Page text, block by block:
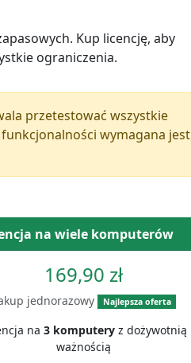
Kup licencję, aby
ograniczenia.
przetestować wszystkie
wymagana jest
na wiele komputerów
169,90 zł
jednorazowy Najlepsza oferta
na 3 komputeryz dożywotnią
ważnością